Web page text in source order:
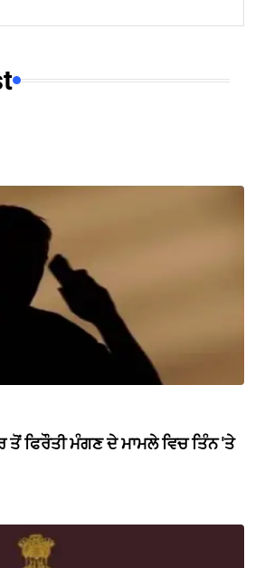
ਤੋਂ ਫਿਰੌਤੀ ਮੰਗਣ ਦੇ ਮਾਮਲੇ ਵਿਚ ਤਿੰਨ 'ਤੇ